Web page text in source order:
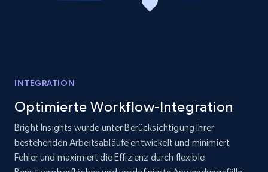
INTEGRATION
Optimierte Workflow-Integration
Bright Insights wurde unter Berücksichtigung Ihrer
bestehenden Arbeitsabläufe entwickelt und minimiert
Fehler und maximiert die Effizienz durch flexible